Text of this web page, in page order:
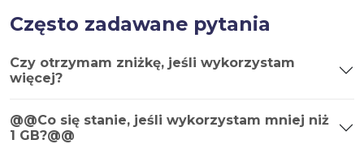
Często zadawane pytania
Czy otrzymam zniżkę, jeśli wykorzystam
więcej?
@@Co się stanie, jeśli wykorzystam mniej niż
1 GB?@@